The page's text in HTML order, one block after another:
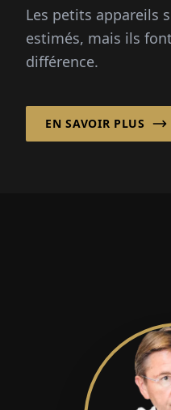
Les petits appareils
estimés, mais ils
différence.
EN SAVOIR PLUS